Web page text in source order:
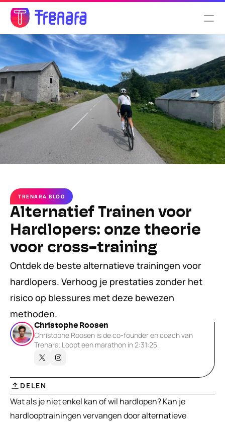
TRENARA BLOG
Alternatief Trainen voor
Hardlopers: onze theorie
voor cross-training
Ontdek de beste alternatieve trainingen voor
hardlopers. Verhoog je prestaties zonder het
risico op blessures met deze bewezen
methoden.
Christophe Roosen
Christophe Roosen is de co-founder en coach van
Trenara. Loopt een marathon in 2:31:25.
DELEN
Wat als je niet enkel kan of wil hardlopen? Kan je
hardlooptrainingen vervangen door alternatieve
Functionaliteiten
Tarieven
Select Language
Nederlands